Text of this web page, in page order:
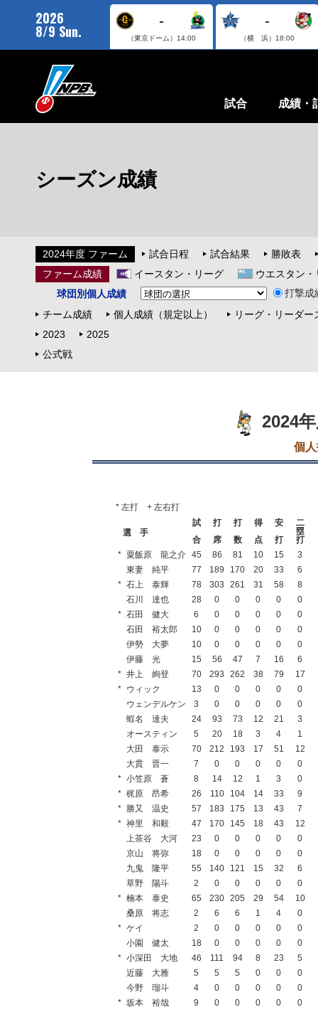
2026
8/9 Sun.
-
（東京ドーム） 14:00
-
（横 浜） 18:00
試合 成績・
シーズン成績
2024年度 ファーム 試合日程 試合結果
勝敗表
ファーム成績
イースタン・リーグ
ウエスタン・
球団別個人成績
打撃成
チーム成績
個人成績（規定以上）
リーグ・リーダー
2023
2025
公式戦
2024
個
* 左打 + 左右打
選 手
試
合
打
席
打
数
得
点
安
打
二
塁
打
* 粟飯原 龍之介 45 86 81 10 15
3
東妻 純平
77 189 170 20 33
6
* 石上 泰輝 78 303 261 31 58
8
石川 達也
28 0 0 0 0
0
* 石田 健大 6 0 0 0 0
0
石田 裕太郎
10 0 0 0 0
0
伊勢 大夢
10 0 0 0 0
0
伊藤 光
15 56 47 7 16
6
* 井上 絢登 70 293 262 38 79
17
* ウィック 13 0 0 0 0
0
ウェンデルケン
3 0 0 0 0
0
蝦名 達夫
24 93 73 12 21
3
オースティン
5 20 18 3 4
1
大田 泰示
70 212 193 17 51
12
大貫 晋一
7 0 0 0 0
0
* 小笠原 蒼 8 14 12 1 3
0
* 梶原 昂希 26 110 104 14 33
9
* 勝又 温史 57 183 175 13 43
7
* 神里 和毅 47 170 145 18 43
12
上茶谷 大河
23 0 0 0 0
0
京山 将弥
18 0 0 0 0
0
九鬼 隆平
55 140 121 15 32
6
草野 陽斗
2 0 0 0 0
0
* 楠本 泰史 65 230 205 29 54
10
桑原 将志
2 6 6 1 4
0
* ケイ 2 0 0 0 0
0
小園 健太
18 0 0 0 0
0
* 小深田 大地 46 111 94 8 23
5
近藤 大雅
5 5 5 0 0
0
今野 瑠斗
4 0 0 0 0
0
* 坂本 裕哉 9 0 0 0 0
0